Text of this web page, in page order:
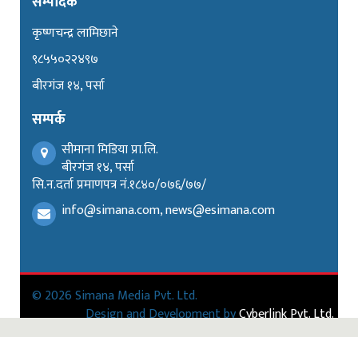
कृष्णचन्द्र लामिछाने
९८५५०२२४९७
बीरगंज १४, पर्सा
सम्पर्क
सीमाना मिडिया प्रा.लि.
बीरगंज १४, पर्सा
सि.न.दर्ता प्रमाणपत्र नं.१८४०/०७६/७७/
info@simana.com, news@esimana.com
© 2026 Simana Media Pvt. Ltd.
Design and Development byCyberlink Pvt. Ltd.